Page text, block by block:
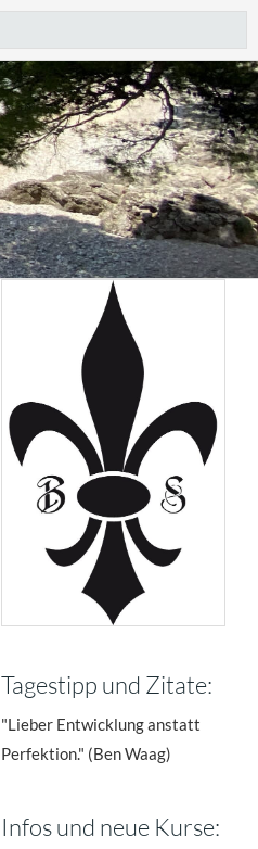
Tagestipp und Zitate:
"Lieber Entwicklung anstatt
Perfektion." (Ben Waag)
Infos und neue Kurse: